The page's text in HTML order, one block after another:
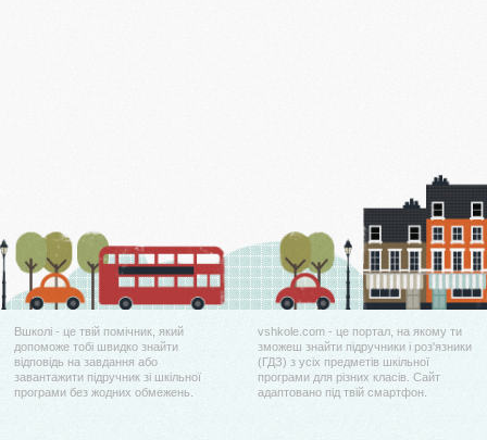
Вшколі - це твій помічник, який
допоможе тобі швидко знайти
відповідь на завдання або
завантажити підручник зі шкільної
програми без жодних обмежень.
vshkole.com - це портал, на якому ти
зможеш знайти підручники і роз'язники
(ГДЗ) з усіх предметів шкільної
програми для різних класів. Сайт
адаптовано під твій смартфон.